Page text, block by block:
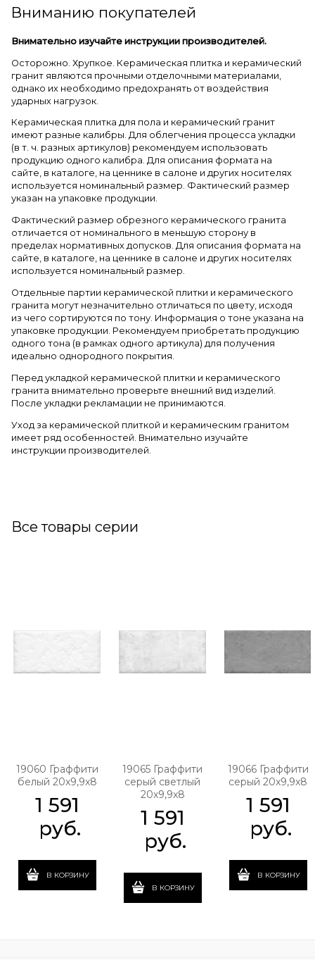
Вниманию покупателей
Внимательно изучайте инструкции производителей.
Осторожно. Хрупкое. Керамическая плитка и керамический
гранит являются прочными отделочными материалами,
однако их необходимо предохранять от воздействия
ударных нагрузок.
Керамическая плитка для пола и керамический гранит
имеют разные калибры. Для облегчения процесса укладки
(в т. ч. разных артикулов) рекомендуем использовать
продукцию одного калибра. Для описания формата на
сайте, в каталоге, на ценнике в салоне и других носителях
используется номинальный размер. Фактический размер
указан на упаковке продукции.
Фактический размер обрезного керамического гранита
отличается от номинального в меньшую сторону в
пределах нормативных допусков. Для описания формата на
сайте, в каталоге, на ценнике в салоне и других носителях
используется номинальный размер.
Отдельные партии керамической плитки и керамического
гранита могут незначительно отличаться по цвету, исходя
из чего сортируются по тону. Информация о тоне указана на
упаковке продукции. Рекомендуем приобретать продукцию
одного тона (в рамках одного артикула) для получения
идеально однородного покрытия.
Перед укладкой керамической плитки и керамического
гранита внимательно проверьте внешний вид изделий.
После укладки рекламации не принимаются.
Уход за керамической плиткой и керамическим гранитом
имеет ряд особенностей. Внимательно изучайте
инструкции производителей.
Все товары серии
19060 Граффити
белый 20x9,9x8
1 591
руб.
В КОРЗИНУ
19065 Граффити
серый светлый
20x9,9x8
1 591
руб.
В КОРЗИНУ
19066 Граффити
серый 20x9,9x8
1 591
руб.
В КОРЗИНУ